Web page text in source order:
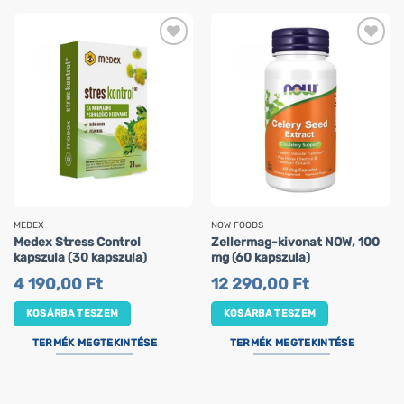
MEDEX
Medex Stress Control
kapszula (30 kapszula)
4 190,00 Ft
KOSÁRBA TESZEM
TERMÉK MEGTEKINTÉSE
NOW FOODS
Zellermag-kivonat NOW, 100
mg (60 kapszula)
12 290,00 Ft
KOSÁRBA TESZEM
TERMÉK MEGTEKINTÉSE